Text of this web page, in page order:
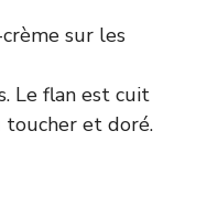
sur les
Le flan est cuit
et doré.